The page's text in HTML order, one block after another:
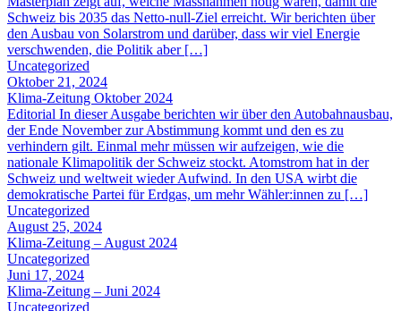
Schweiz bis 2035 das Netto-null-Ziel erreicht. Wir berichten über
den Ausbau von Solarstrom und darüber, dass wir viel Energie
verschwenden, die Politik aber […]
Uncategorized
Oktober 21, 2024
Klima-Zeitung Oktober 2024
Editorial In dieser Ausgabe berichten wir über den Autobahnausbau,
der Ende November zur Abstimmung kommt und den es zu
verhindern gilt. Einmal mehr müssen wir aufzeigen, wie die
nationale Klimapolitik der Schweiz stockt. Atomstrom hat in der
Schweiz und weltweit wieder Aufwind. In den USA wirbt die
demokratische Partei für Erdgas, um mehr Wähler:innen zu […]
Uncategorized
August 25, 2024
Klima-Zeitung – August 2024
Uncategorized
Juni 17, 2024
Klima-Zeitung – Juni 2024
Uncategorized